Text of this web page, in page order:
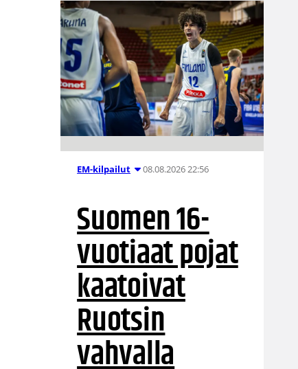
EM-kilpailut 08.08.2026 22:56
Suomen 16-
vuotiaat pojat
kaatoivat
Ruotsin
vahvalla